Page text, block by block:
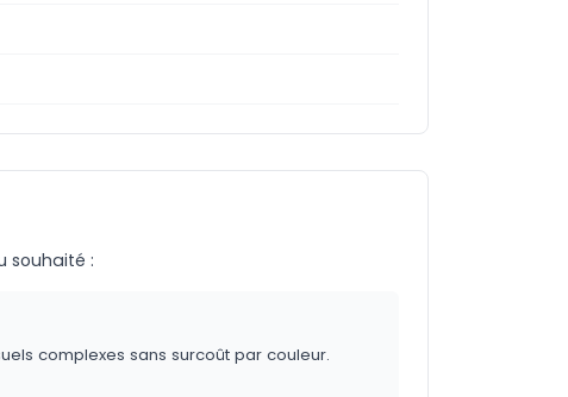
souhaité :
complexes sans surcoût par couleur.